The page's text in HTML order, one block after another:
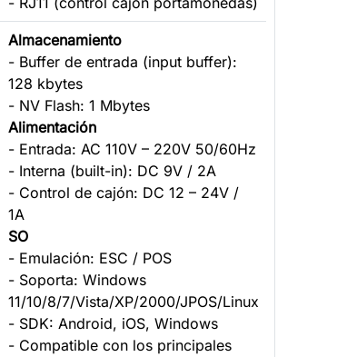
Almacenamiento
- Buffer de entrada (input buffer):
128 kbytes
- NV Flash: 1 Mbytes
Alimentación
- Entrada: AC 110V – 220V 50/60Hz
- Interna (built-in): DC 9V / 2A
- Control de cajón: DC 12 – 24V /
1A
SO
- Emulación: ESC / POS
- Soporta: Windows
11/10/8/7/Vista/XP/2000/JPOS/Linux
- SDK: Android, iOS, Windows
- Compatible con los principales